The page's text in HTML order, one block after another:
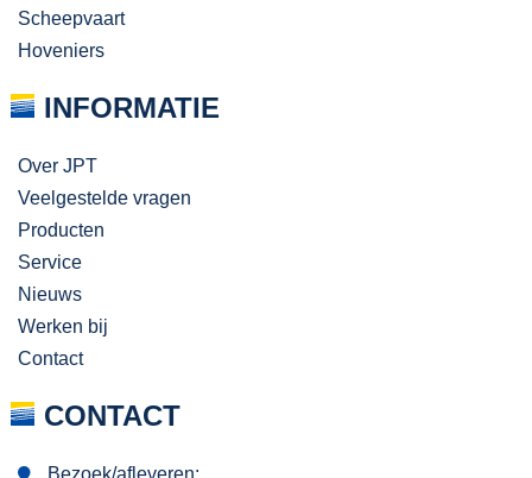
Scheepvaart
Hoveniers
INFORMATIE
Over JPT
Veelgestelde vragen
Producten
Service
Nieuws
Werken bij
Contact
CONTACT
Bezoek/afleveren: